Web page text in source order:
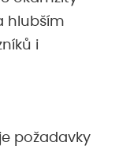
hlubším
i
požadavky